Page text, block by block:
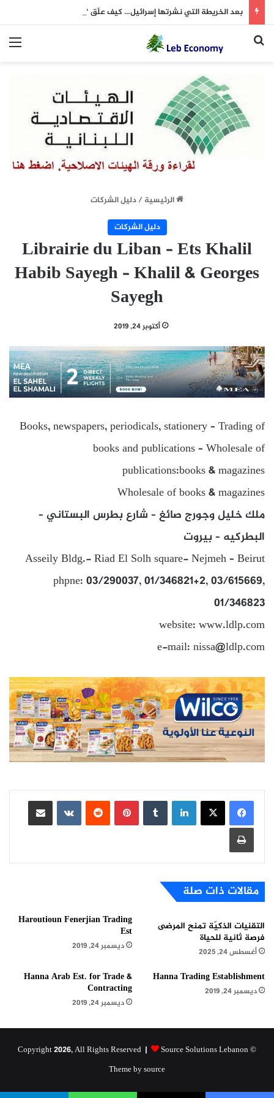
بعد الخريطة التي نشرتها إسرائيل… كيف علّق “الحزب”؟
بحث عن
الرئيسية/دليل الشركات
دليل الشركات
Librairie du Liban – Ets Khalil
Habib Sayegh – Khalil & Georges
Sayegh
أكتوبر 24, 2019
Books, newspapers, periodicals, stationery – Trading of
books and publications – Wholesale of
publications:books & magazines
Wholesale of books & magazines
ملك خليل وجورج صائغ – شارع بطرس البستاني –
البطركيه – بيروت
Asseily Bldg.- Riad El Solh square- Nejmeh – Beirut
phpne: 03/290037, 01/346821+2, 03/615669,
01/346823
website: www.ldlp.com
e-mail: nissa@ldlp.com
لينكدإن بينتيريست
مشاركة عبر البريد
طباعة
مقالات ذات صلة
التقنيات الذكيّة تمنح المرضى
فرصة ثانية للحياة
أغسطس 24, 2025
Haroutioun Fenerjian Trading
Est
ديسمبر 24, 2019
Hanna Trading Establishment
ديسمبر 24, 2019
Hanna Arab Est. for Trade &
Contracting
ديسمبر 24, 2019
© Copyright 2026, All Rights Reserved |
Source Solutions Lebanon
Theme by source